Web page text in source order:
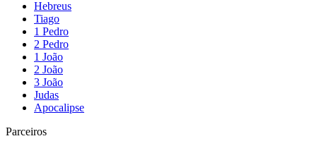
Hebreus
Tiago
1 Pedro
2 Pedro
1 João
2 João
3 João
Judas
Apocalipse
Parceiros